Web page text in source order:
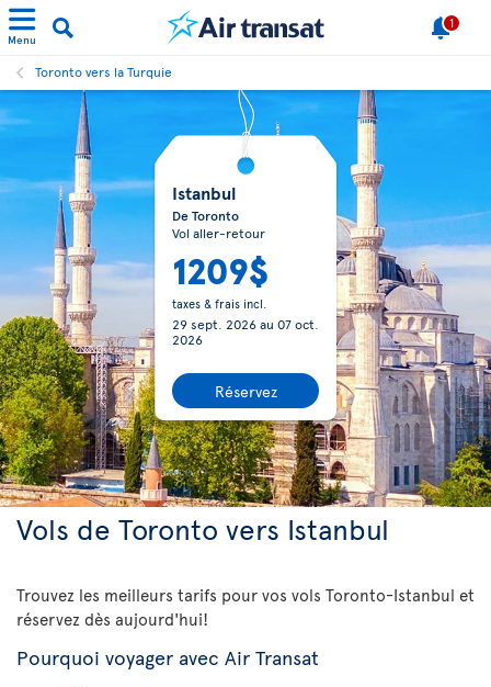
Menu
1
Toronto vers la Turquie
Istanbul
De Toronto
Vol aller-retour
1209$
taxes & frais incl.
29 sept. 2026au 07 oct.
2026
Réservez
Vols de Toronto vers Istanbul
Trouvez les meilleurs tarifs pour vos vols Toronto-Istanbul et
réservez dès aujourd'hui!
Pourquoi voyager avec Air Transat